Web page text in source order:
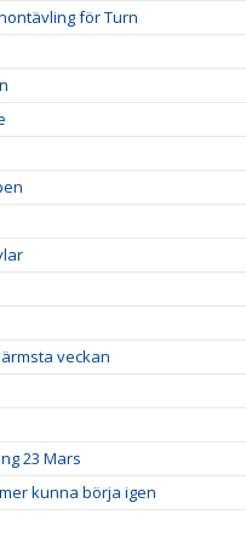
för Turn
veckan
23 Mars
kunna börja igen